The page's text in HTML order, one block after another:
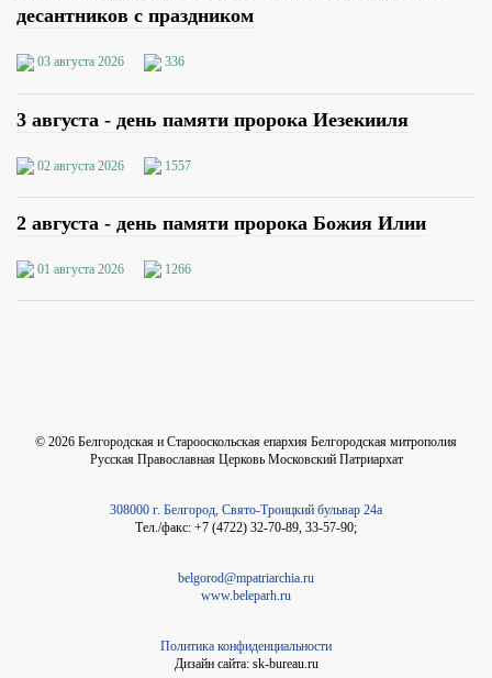
десантников с праздником
03 августа 2026 336
3 августа - день памяти пророка Иезекииля
02 августа 2026 1557
2 августа - день памяти пророка Божия Илии
01 августа 2026 1266
© 2026 Белгородская и Старооскольская епархия Белгородская митрополия
Русская Православная Церковь Московский Патриархат
308000 г. Белгород, Свято-Троицкий бульвар 24а
Тел./факс: +7 (4722) 32-70-89, 33-57-90;
belgorod@mpatriarchia.ru
www.beleparh.ru
Политика конфиденциальности
Дизайн сайта: sk-bureau.ru